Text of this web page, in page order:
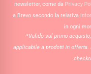
newsletter, come da Privacy
a Brevo secondo la relativa
in ogni
*Valido sul primo
applicabile a prodotti in offerta.